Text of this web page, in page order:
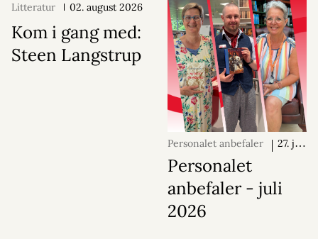
Litteratur 02. august 2026
Kom i gang med:
Steen Langstrup
Personalet anbefaler
27. juli
2026
Personalet
anbefaler - juli
2026